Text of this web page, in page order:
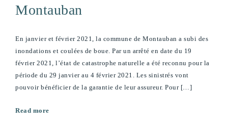
Montauban
En janvier et février 2021, la commune de Montauban a subi des
inondations et coulées de boue. Par un arrêté en date du 19
février 2021, l’état de catastrophe naturelle a été reconnu pour la
période du 29 janvier au 4 février 2021. Les sinistrés vont
pouvoir bénéficier de la garantie de leur assureur. Pour […]
Read more